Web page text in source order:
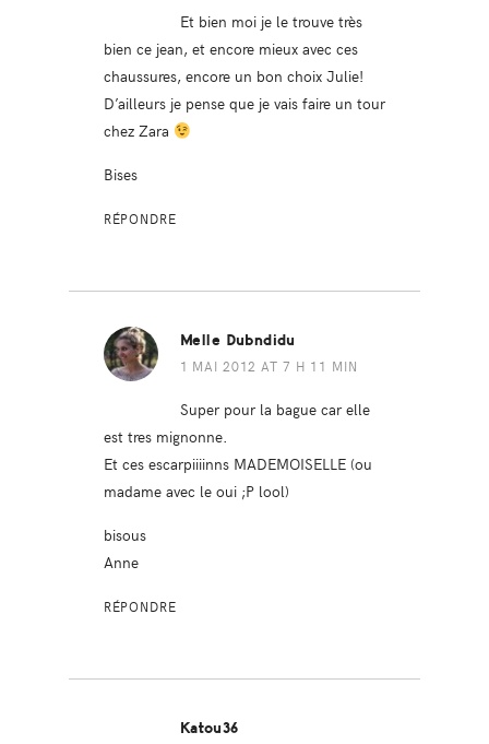
Et bien moi je le trouve très
bien ce jean, et encore mieux avec ces
chaussures, encore un bon choix Julie!
D’ailleurs je pense que je vais faire un tour
chez Zara
Bises
RÉPONDRE
Melle Dubndidu
1 MAI 2012 AT 7 H 11 MIN
Super pour la bague car elle
est tres mignonne.
Et ces escarpiiiinns MADEMOISELLE (ou
madame avec le oui ;P lool)
bisous
Anne
RÉPONDRE
Katou36